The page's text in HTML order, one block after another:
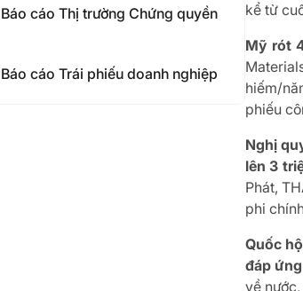
Báo cáo Thị trường Chứng quyền
Báo cáo Trái phiếu doanh nghiệp
kể từ
Mỹ rót
hiếm/
phiếu
Nghị
lên 3
Phát,
phi
Quốc
đáp
về